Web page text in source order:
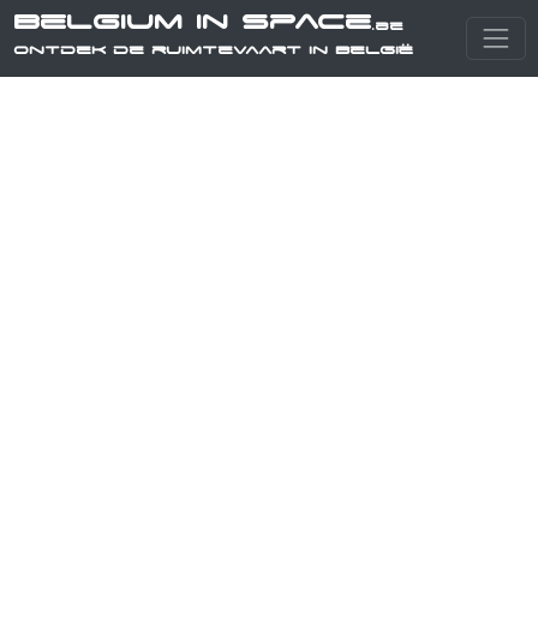
Belgium in Space.be
Ontdek de ruimtevaart in België